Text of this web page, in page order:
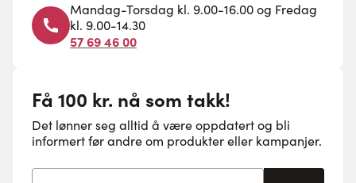
Mandag-Torsdag kl. 9.00-16.00 og Fredag
kl. 9.00-14.30
57 69 46 00
Få 100 kr. nå som takk!
Det lønner seg alltid å være oppdatert og bli
informert før andre om produkter eller kampanjer.